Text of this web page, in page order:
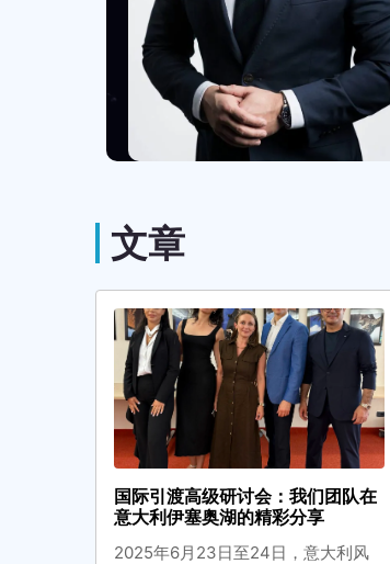
文章
国际引渡高级研讨会：我们团队在
意大利伊塞奥湖的精彩分享
2025年6月23日至24日，意大利风